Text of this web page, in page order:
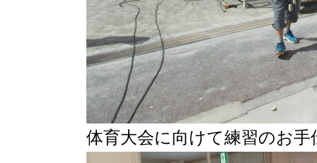
体育大会に向けて練習のお手